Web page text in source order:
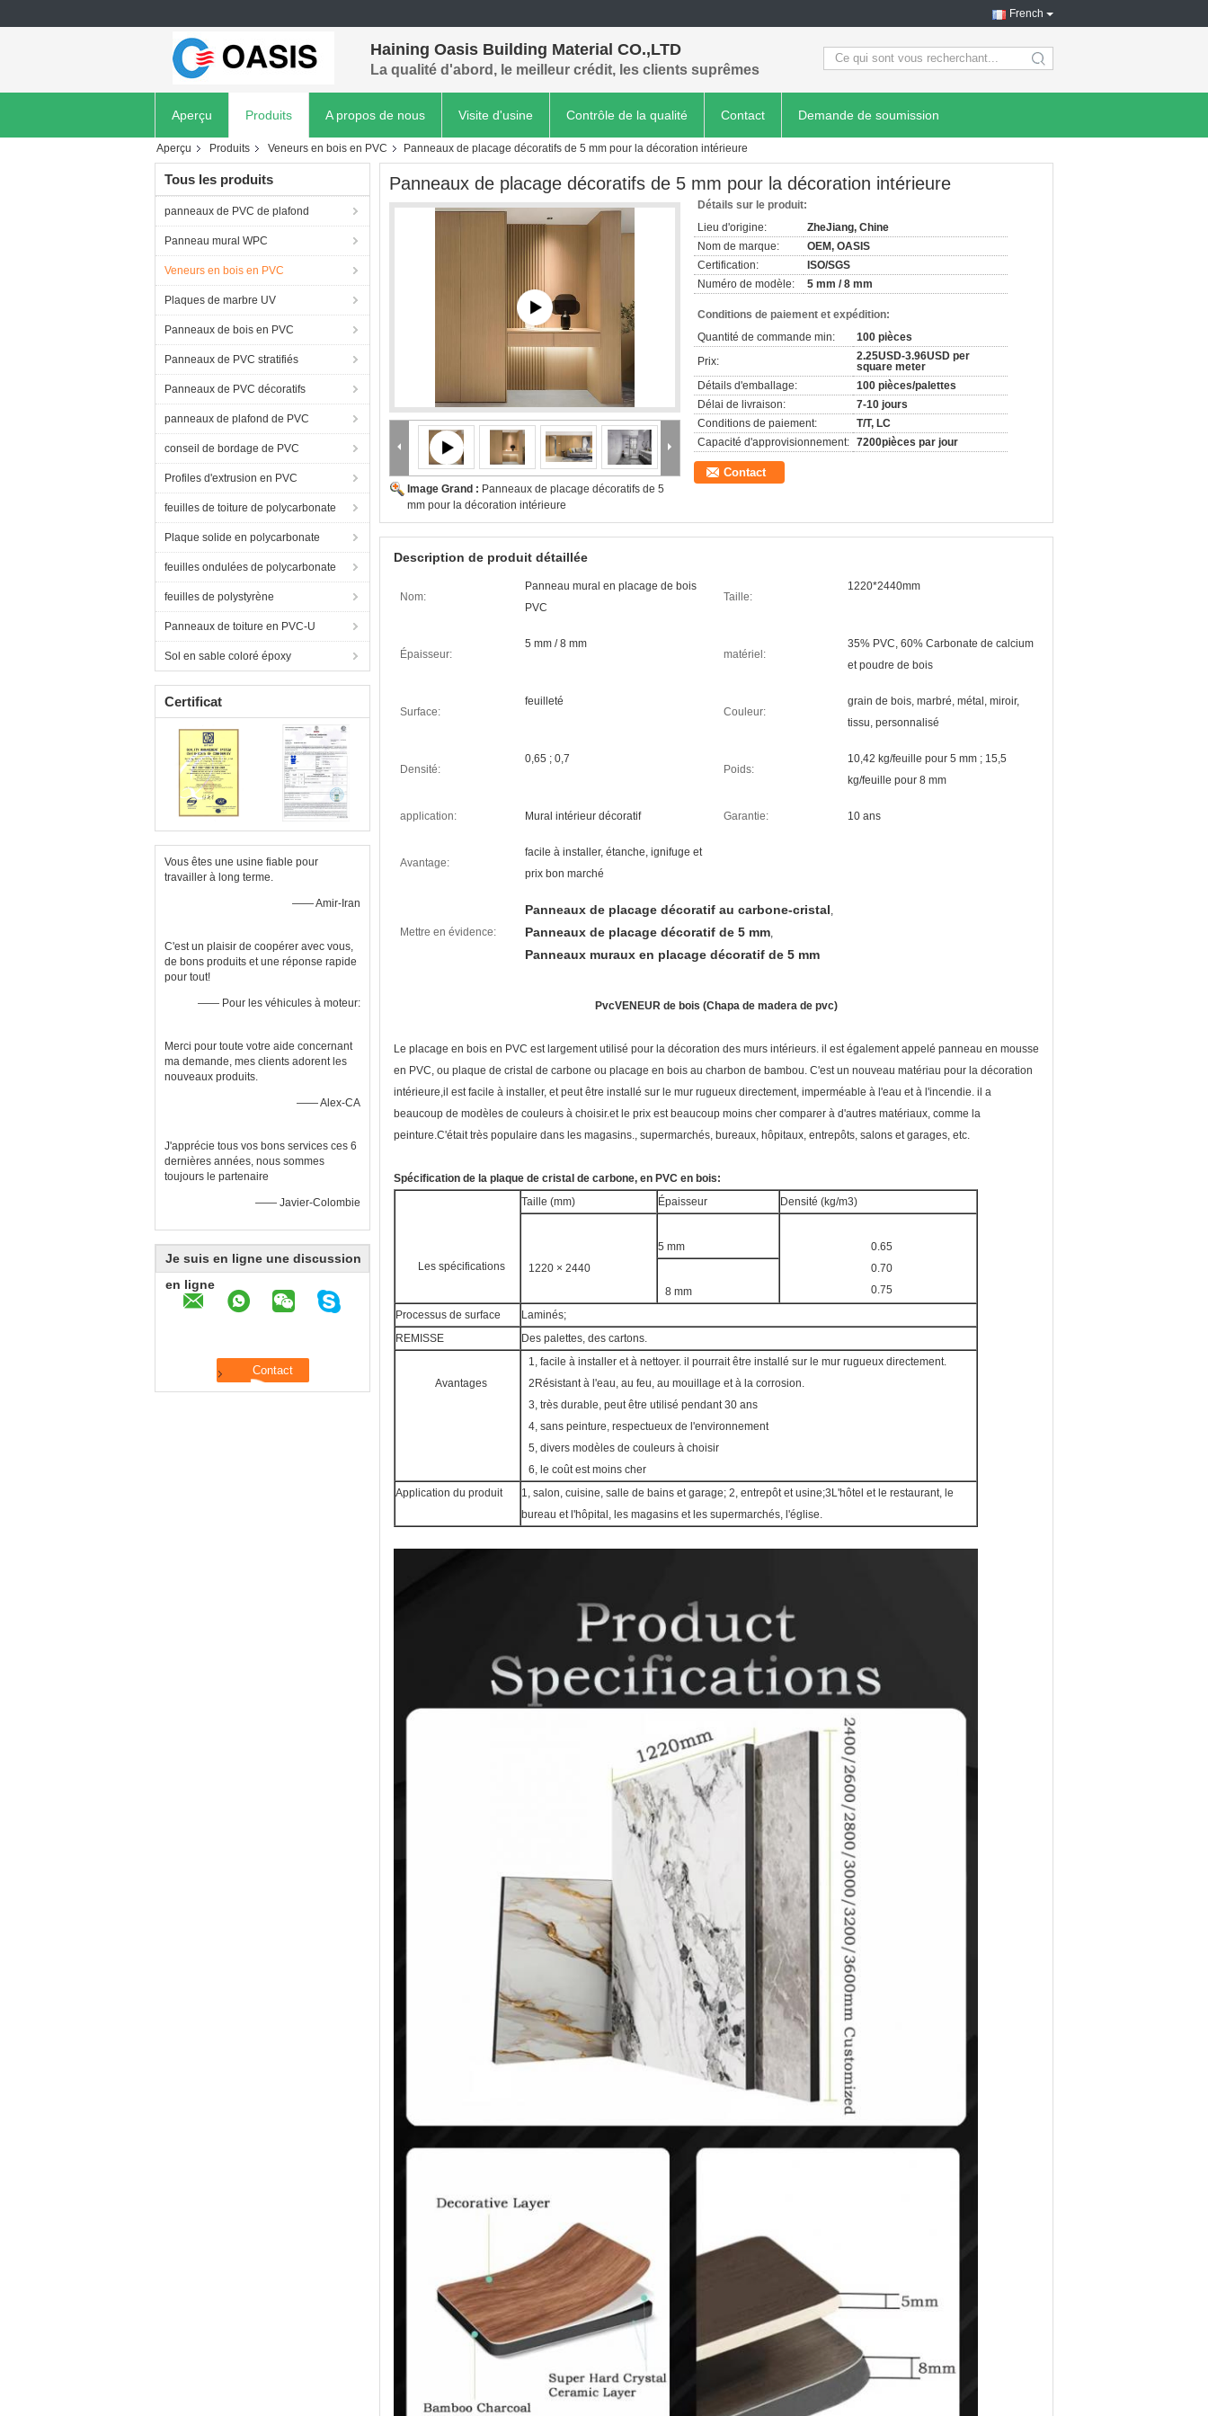
French
Haining Oasis Building Material CO.,LTD
La qualité d'abord, le meilleur crédit, les clients suprêmes search
Aperçu Produits A propos de nous Visite d'usine Contrôle de la qualité Contact Demande de soumission
Aperçu Produits Veneurs en bois en PVC Panneaux de placage décoratifs de 5 mm pour la décoration intérieure
Tous les produits
panneaux de PVC de plafond
Panneau mural WPC
Veneurs en bois en PVC
Plaques de marbre UV
Panneaux de bois en PVC
Panneaux de PVC stratifiés
Panneaux de PVC décoratifs
panneaux de plafond de PVC
conseil de bordage de PVC
Profiles d'extrusion en PVC
feuilles de toiture de polycarbonate
Plaque solide en polycarbonate
feuilles ondulées de polycarbonate
feuilles de polystyrène
Panneaux de toiture en PVC-U
Sol en sable coloré époxy
Certificat
Vous êtes une usine fiable pour
travailler à long terme.
—— Amir-Iran
C'est un plaisir de coopérer avec vous,
de bons produits et une réponse rapide
pour tout!
—— Pour les véhicules à moteur:
Merci pour toute votre aide concernant
ma demande, mes clients adorent les
nouveaux produits.
—— Alex-CA
J'apprécie tous vos bons services ces 6
dernières années, nous sommes
toujours le partenaire
—— Javier-Colombie
Je suis en ligne une discussion
en ligne
Panneaux de placage décoratifs de 5 mm pour la décoration intérieure
Image Grand : Panneaux de placage décoratifs de 5
mm pour la décoration intérieure
Détails sur le produit:
Lieu d'origine:
ZheJiang, Chine
Nom de marque:
OEM, OASIS
Certification:
ISO/SGS
Numéro de modèle:
5 mm / 8 mm
Conditions de paiement et expédition:
Quantité de commande min:
100 pièces
Prix:
2.25USD-3.96USD per
square meter
Détails d'emballage:
100 pièces/palettes
Délai de livraison:
7-10 jours
Conditions de paiement:
T/T, LC
Capacité d'approvisionnement: 7200pièces par jour
Contact
Description de produit détaillée
Nom:
Panneau mural en placage de bois
PVC
Taille:
1220*2440mm
Épaisseur:
5 mm / 8 mm
matériel:
35% PVC, 60% Carbonate de calcium
et poudre de bois
Surface:
feuilleté
Couleur:
grain de bois, marbré, métal, miroir,
tissu, personnalisé
Densité:
0,65 ; 0,7
Poids:
10,42 kg/feuille pour 5 mm ; 15,5
kg/feuille pour 8 mm
application: Mural intérieur décoratif Garantie: 10 ans
Avantage:
facile à installer, étanche, ignifuge et
prix bon marché
Mettre en évidence:
Panneaux de placage décoratif au carbone-cristal,
Panneaux de placage décoratif de 5 mm,
Panneaux muraux en placage décoratif de 5 mm
PvcVENEUR de bois (Chapa de madera de pvc)
Le placage en bois en PVC est largement utilisé pour la décoration des murs intérieurs. il est également appelé panneau en mousse
en PVC, ou plaque de cristal de carbone ou placage en bois au charbon de bambou. C'est un nouveau matériau pour la décoration
intérieure,il est facile à installer, et peut être installé sur le mur rugueux directement, imperméable à l'eau et à l'incendie. il a
beaucoup de modèles de couleurs à choisir.et le prix est beaucoup moins cher comparer à d'autres matériaux, comme la
peinture.C'était très populaire dans les magasins., supermarchés, bureaux, hôpitaux, entrepôts, salons et garages, etc.
Spécification de la plaque de cristal de carbone, en PVC en bois:
Les spécifications
Taille (mm) Épaisseur Densité (kg/m3)
1220 × 2440
5 mm
0.65
0.70
0.75
8 mm
Processus de surface
Laminés;
REMISSE
Des palettes, des cartons.
Avantages
1, facile à installer et à nettoyer. il pourrait être installé sur le mur rugueux directement.
2Résistant à l'eau, au feu, au mouillage et à la corrosion.
3, très durable, peut être utilisé pendant 30 ans
4, sans peinture, respectueux de l'environnement
5, divers modèles de couleurs à choisir
6, le coût est moins cher
Application du produit
1, salon, cuisine, salle de bains et garage; 2, entrepôt et usine;3L'hôtel et le restaurant, le
bureau et l'hôpital, les magasins et les supermarchés, l'église.